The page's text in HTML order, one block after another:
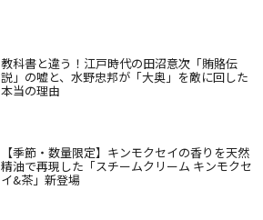
教科書と違う！江戸時代の田沼意次「賄賂伝
説」の嘘と、水野忠邦が「大奥」を敵に回した
本当の理由
【季節・数量限定】キンモクセイの香りを天然
精油で再現した「スチームクリーム キンモクセ
イ&茶」新登場